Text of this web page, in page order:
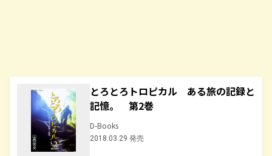
とろとろトロピカル ある旅の記録と
記憶。 第2巻
D-Books
2018.03.29 発売